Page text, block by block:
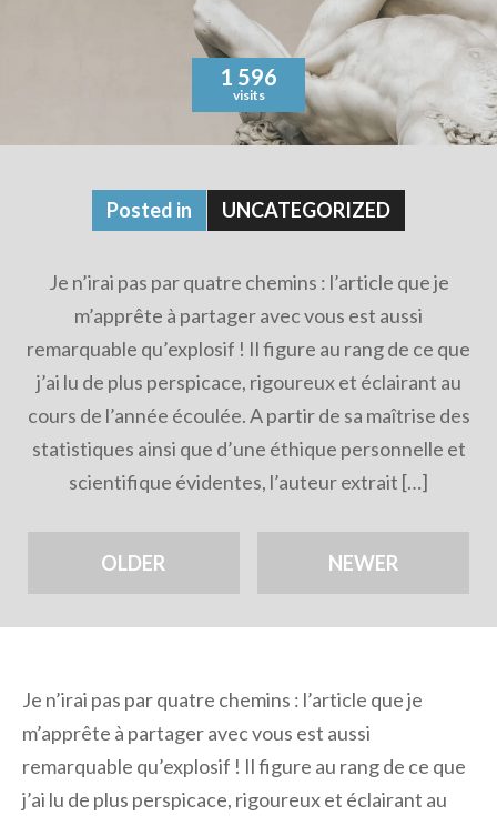
1 596
visits
Posted in UNCATEGORIZED
Je n’irai pas par quatre chemins : l’article que je
m’apprête à partager avec vous est aussi
remarquable qu’explosif ! Il figure au rang de ce que
j’ai lu de plus perspicace, rigoureux et éclairant au
cours de l’année écoulée. A partir de sa maîtrise des
statistiques ainsi que d’une éthique personnelle et
scientifique évidentes, l’auteur extrait […]
OLDER NEWER
Je n’irai pas par quatre chemins : l’article que je
m’apprête à partager avec vous est aussi
remarquable qu’explosif ! Il figure au rang de ce que
j’ai lu de plus perspicace, rigoureux et éclairant au